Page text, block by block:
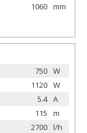
1060 mm
750 W
1120 W
5.4 A
115
m
2700 l/h